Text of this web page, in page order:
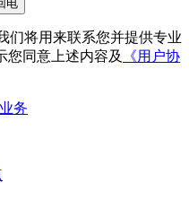
们将用来联系您并提供专业
您同意上述内容及
《用户协
务